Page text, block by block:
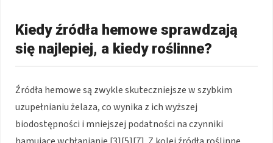
Kiedy źródła hemowe sprawdzają
się najlepiej, a kiedy roślinne?
Źródła hemowe są zwykle skuteczniejsze w szybkim
uzupełnianiu żelaza, co wynika z ich wyższej
biodostępności i mniejszej podatności na czynniki